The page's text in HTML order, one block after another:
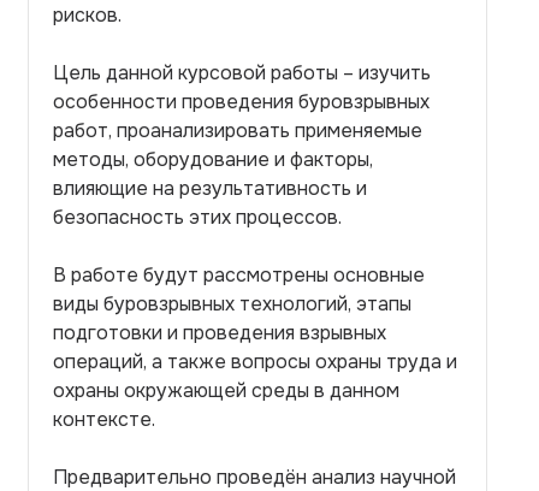
рисков.
Цель данной курсовой работы – изучить
особенности проведения буровзрывных
работ, проанализировать применяемые
методы, оборудование и факторы,
влияющие на результативность и
безопасность этих процессов.
В работе будут рассмотрены основные
виды буровзрывных технологий, этапы
подготовки и проведения взрывных
операций, а также вопросы охраны труда и
охраны окружающей среды в данном
контексте.
Предварительно проведён анализ научной